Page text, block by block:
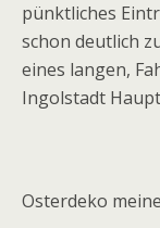
pünktliches
schon deutlich
eines langen,
Ingolstadt
Osterdeko